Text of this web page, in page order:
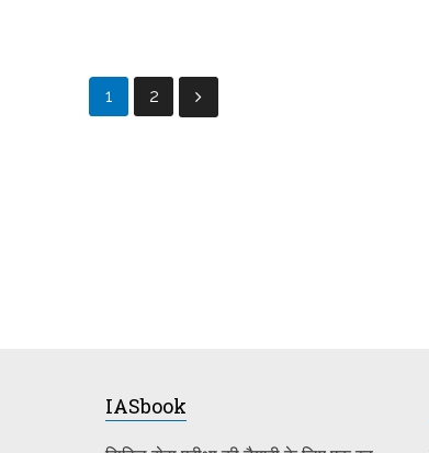
Posts
pagination
1 2
IASbook